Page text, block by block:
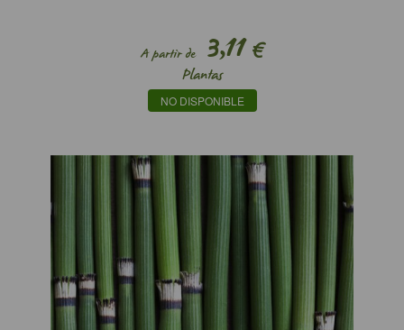
A partir de3,11€
Plantas
NO DISPONIBLE